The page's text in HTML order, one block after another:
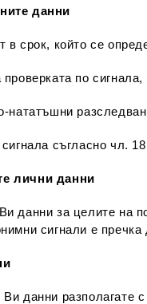
данни
в срок, който се
по сигнала,
нататъшни
сигнала съгласно чл.
лични данни
данни за целите на
сигнали е
данни разполагате